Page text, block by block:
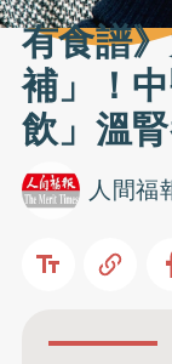
有食譜
補」！
飲」溫
人間福